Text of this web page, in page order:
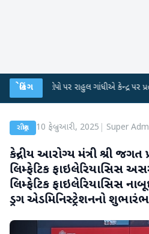
બ્રેકિંગ
કેન્દ્ર પર પ્રહાર કર્યા ●
રાષ્ટ્રીય 10 ફેબ્રુઆરી, 2025 Super
કેન્દ્રીય આરોગ્ય મંત્રી શ્રી
લિમ્ફેટિક ફાઇલેરિયાસિસ
લિમ્ફેટિક ફાઇલેરિયાસિસ
ડ્રગ એડમિનિસ્ટ્રેશનનો શુભારંભ